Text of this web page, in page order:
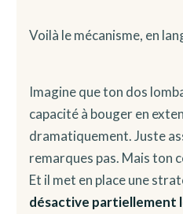
Voilà le mécanisme, en
Imagine que ton dos
capacité à bouger en
dramatiquement. Juste
remarques pas. Mais ton
Et il met en place une
désactive partiellement